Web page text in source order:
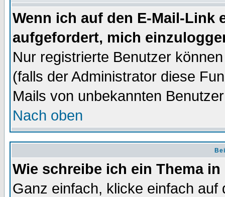
Wenn ich auf den E-Mail-Link
aufgefordert, mich
Nur registrierte Benutzer
(falls der Administrator diese
Mails von unbekannten
Nach oben
Wie schreibe ich ein Thema
Ganz einfach, klicke einfach